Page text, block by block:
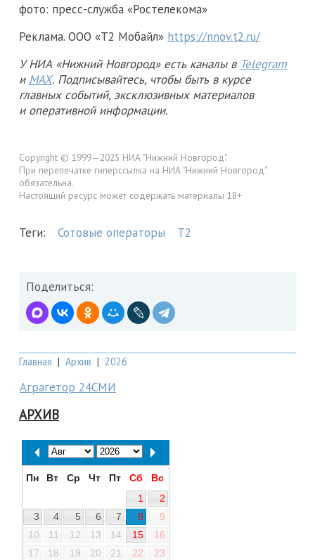
фото: пресс-служба «Ростелекома»
Реклама. ООО «Т2 Мобайл» https://nnov.t2.ru/
У НИА «Нижний Новгород» есть каналы в Telegram
и MAX. Подписывайтесь, чтобы быть в курсе
главных событий, эксклюзивных материалов
и оперативной информации.
Copyright © 1999—2025 НИА "Нижний Новгород".
При перепечатке гиперссылка на НИА "Нижний Новгород"
обязательна.
Настоящий ресурс может содержать материалы 18+
Теги: Сотовые операторы Т2
Поделиться:
Главная | Архив | 2026
Аграгетор 24СМИ
АРХИВ
Пн Вт Ср Чт Пт Сб
Вс
1
2
3
4 5 6 7 8
9
10
11 12 13 14 15
16
17
18 19 20 21 22
23